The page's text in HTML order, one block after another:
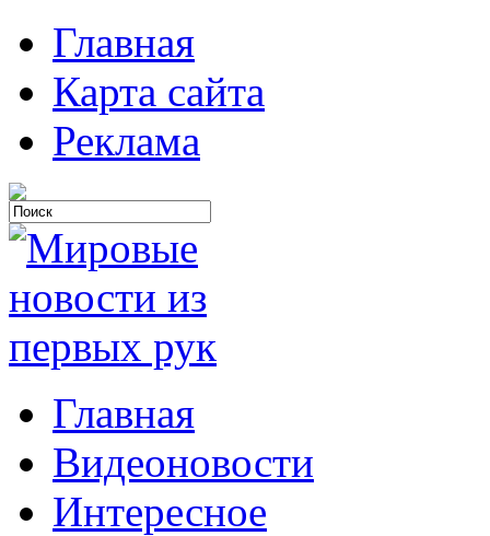
Главная
Карта сайта
Реклама
Главная
Видеоновости
Интересное